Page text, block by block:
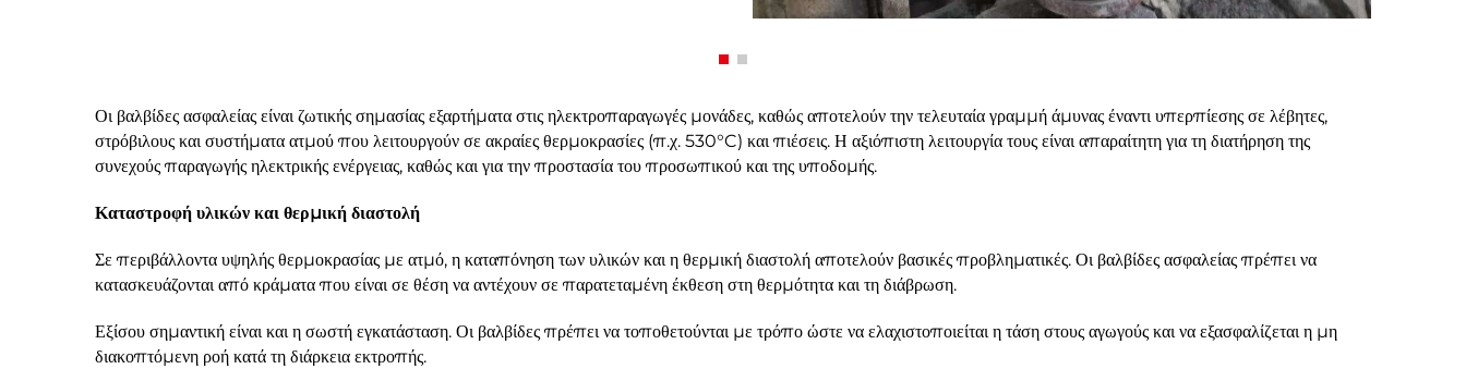
Οι βαλβίδες ασφαλείας είναι ζωτικής σημασίας εξαρτήματα στις ηλεκτροπαραγωγές μονάδες, καθώς αποτελούν την τελευταία γραμμή άμυνας έναντι υπερπίεσης σε λέβητες,
στρόβιλους και συστήματα ατμού που λειτουργούν σε ακραίες θερμοκρασίες (π.χ. 530°C) και πιέσεις. Η αξιόπιστη λειτουργία τους είναι απαραίτητη για τη διατήρηση της
συνεχούς παραγωγής ηλεκτρικής ενέργειας, καθώς και για την προστασία του προσωπικού και της υποδομής.
Καταστροφή υλικών και θερμική διαστολή
Σε περιβάλλοντα υψηλής θερμοκρασίας με ατμό, η καταπόνηση των υλικών και η θερμική διαστολή αποτελούν βασικές προβληματικές. Οι βαλβίδες ασφαλείας πρέπει να
κατασκευάζονται από κράματα που είναι σε θέση να αντέχουν σε παρατεταμένη έκθεση στη θερμότητα και τη διάβρωση.
Εξίσου σημαντική είναι και η σωστή εγκατάσταση. Οι βαλβίδες πρέπει να τοποθετούνται με τρόπο ώστε να ελαχιστοποιείται η τάση στους αγωγούς και να εξασφαλίζεται η μη
διακοπτόμενη ροή κατά τη διάρκεια εκτροπής.